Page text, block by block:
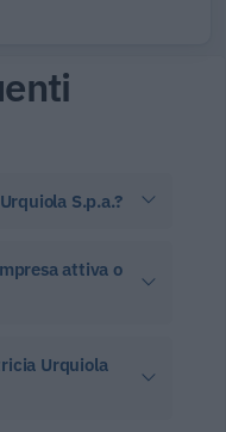
S.p.a.?
attiva o
Urquiola